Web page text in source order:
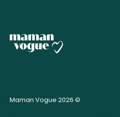
Maman Vogue 2026 ©